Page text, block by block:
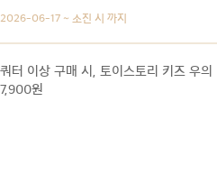
2026-06-17 ~ 소진 시 까지
쿼터 이상 구매 시, 토이스토리 키즈 우의
7,900원